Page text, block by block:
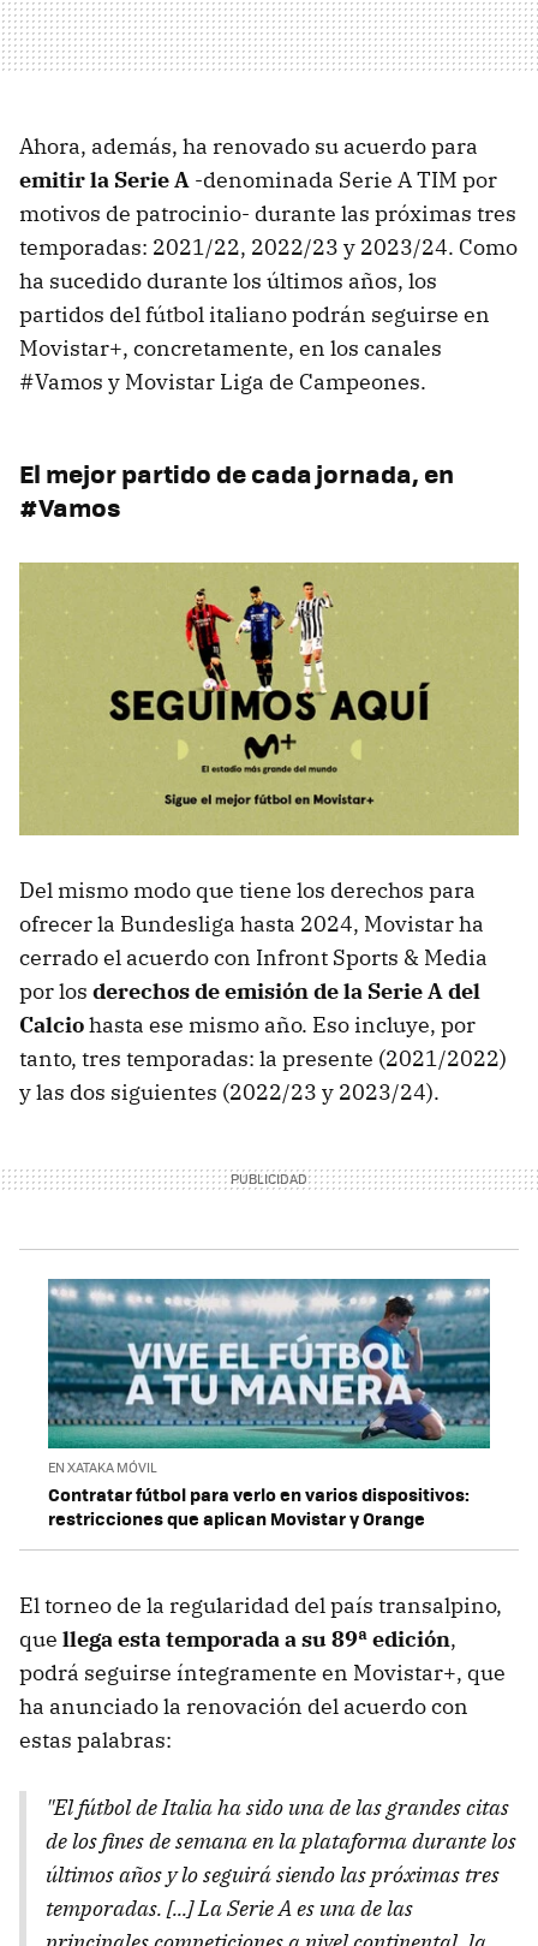
Ahora, además, ha renovado su acuerdo para
emitir la Serie A -denominada Serie A TIM por
motivos de patrocinio- durante las próximas tres
temporadas: 2021/22, 2022/23 y 2023/24. Como
ha sucedido durante los últimos años, los
partidos del fútbol italiano podrán seguirse en
Movistar+, concretamente, en los canales
#Vamos y Movistar Liga de Campeones.
El mejor partido de cada jornada, en
#Vamos
Del mismo modo que tiene los derechos para
ofrecer la Bundesliga hasta 2024, Movistar ha
cerrado el acuerdo con Infront Sports & Media
por los derechos de emisión de la Serie A del
Calciohasta ese mismo año. Eso incluye, por
tanto, tres temporadas: la presente (2021/2022)
y las dos siguientes (2022/23 y 2023/24).
EN XATAKA MÓVIL
Contratar fútbol para verlo en varios dispositivos:
restricciones que aplican Movistar y Orange
El torneo de la regularidad del país transalpino,
que llega esta temporada a su 89ª edición,
podrá seguirse íntegramente en Movistar+, que
ha anunciado la renovación del acuerdo con
estas palabras:
"El fútbol de Italia ha sido una de las grandes citas
de los fines de semana en la plataforma durante los
últimos años y lo seguirá siendo las próximas tres
temporadas. [...] La Serie A es una de las